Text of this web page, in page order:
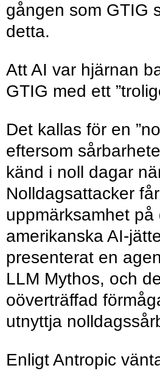
gången som GTIG
detta.
Att AI var hjärnan
GTIG med ett
Det kallas för en
eftersom
känd i noll dagar
Nolldagsattacker
uppmärksamhet
amerikanska AI-
presenterat en
LLM Mythos, och
oöverträffad
utnyttja
Enligt Antropic